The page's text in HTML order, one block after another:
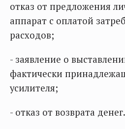
отказ от предложения
аппарат с оплатой
расходов;
- заявление о
фактически
усилителя;
- отказ от возврата денег.